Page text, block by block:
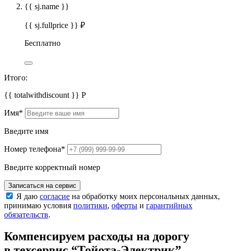
{{ sj.name }}
{{ sj.fullprice }} ₽
Бесплатно
Итого:
{{ totalwithdiscount }} Р
Имя*
Введите имя
Номер телефона*
Введите корректный номер
Записаться на сервис
Я даю согласие на обработку моих персональных данных,
принимаю условия политики, оферты и гарантийных
обязательств.
Компенсируем расходы на дорогу